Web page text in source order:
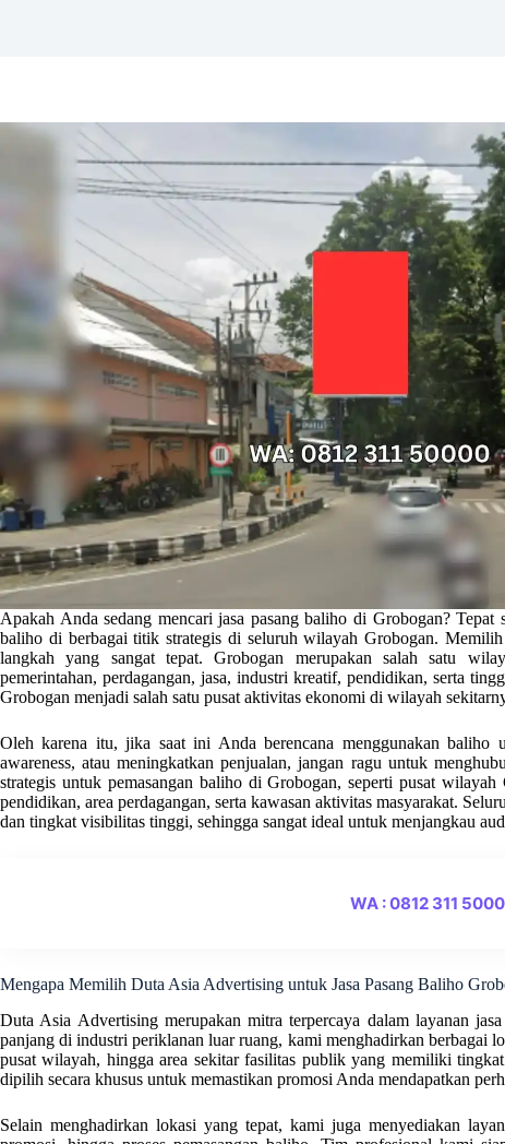
Apakah Anda sedang mencari jasa pasang baliho di Grobogan?
baliho di berbagai titik strategis di seluruh wilayah Grobogan.
langkah yang sangat tepat. Grobogan merupakan salah satu
pemerintahan, perdagangan, jasa, industri kreatif, pendidikan, serta
Grobogan menjadi salah satu pusat aktivitas ekonomi di wilayah
Oleh karena itu, jika saat ini Anda berencana menggunakan baliho
awareness, atau meningkatkan penjualan, jangan ragu untuk
strategis untuk pemasangan baliho di Grobogan, seperti pusat
pendidikan, area perdagangan, serta kawasan aktivitas masyarakat.
dan tingkat visibilitas tinggi, sehingga sangat ideal untuk menjangkau
WA : 0812 311
Mengapa Memilih Duta Asia Advertising untuk Jasa Pasang Baliho
Duta Asia Advertising merupakan mitra terpercaya dalam layanan
panjang di industri periklanan luar ruang, kami menghadirkan berbagai
pusat wilayah, hingga area sekitar fasilitas publik yang memiliki
dipilih secara khusus untuk memastikan promosi Anda mendapatkan
Selain menghadirkan lokasi yang tepat, kami juga menyediakan